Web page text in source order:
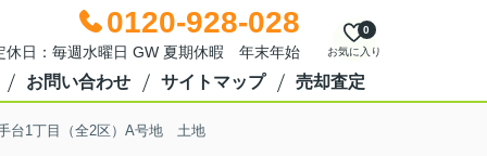
0120-928-028
日：毎週水曜日 GW 夏期休暇 年末年始 お気に入り
0
お問い合わせ サイトマップ 売却査定
台1丁目（全2区）A号地 土地